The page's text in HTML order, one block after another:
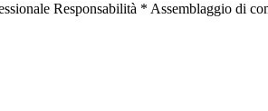
Responsabilità * Assemblaggio di